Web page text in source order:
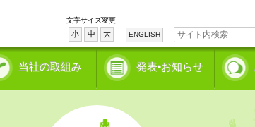
文字サイズ変更
小 中 大 ENGLISH
当社の取組み 発表•お知らせ